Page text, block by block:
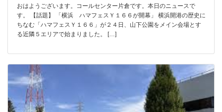
おはようございます。コールセンター片倉です。本日のニュースで
す。 【話題】 「横浜 ハマフェスＹ１６６が開幕」 横浜開港の歴史に
ちなむ「ハマフェスＹ１６６」が２４日、山下公園をメイン会場とす
る近隣５エリアで始まりました。 […]